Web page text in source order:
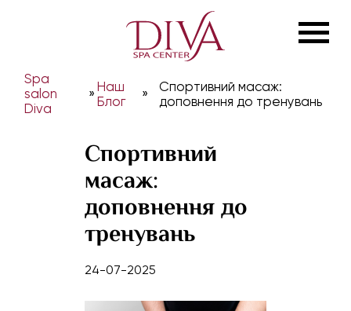
Spa
salon
Diva
» Наш
Блог
»
Спортивний масаж:
доповнення до тренувань
Спортивний
масаж:
доповнення до
тренувань
24-07-2025